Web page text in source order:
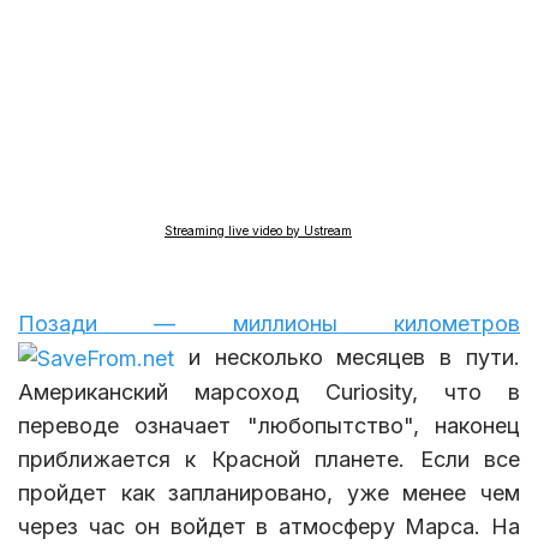
Streaming live video by Ustream
Позади — миллионы километров
и несколько месяцев в пути.
Американский марсоход Curiosity, что в
переводе означает "любопытство", наконец
приближается к Красной планете. Если все
пройдет как запланировано, уже менее чем
через час он войдет в атмосферу Марса. На